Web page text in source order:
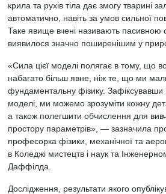
крила та рухів тіла дає змогу тварині
автоматично, навіть за умов сильної
Таке явище вчені називають пасивною
виявилося значно поширенішим у
«Сила цієї моделі полягає в тому, що
набагато більш явне, ніж те, що ми
фундаментальну фізику. Зафіксувавши
моделі, ми можемо зрозуміти кожну
а також полегшити обчислення для
простору параметрів», — зазначила
професорка фізики, механічної та
в Коледжі мистецтв і наук та
Даффілда.
Дослідження, результати якого